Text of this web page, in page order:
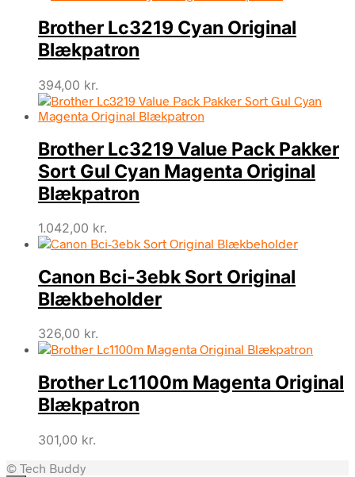
Brother Lc3219 Cyan Original
Blækpatron
394,00 kr.
Brother Lc3219 Value Pack Pakker
Sort Gul Cyan Magenta Original
Blækpatron
1.042,00 kr.
Canon Bci-3ebk Sort Original
Blækbeholder
326,00 kr.
Brother Lc1100m Magenta Original
Blækpatron
301,00 kr.
© Tech Buddy